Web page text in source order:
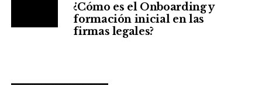
¿Cómo es el Onboarding y
formación inicial en las
firmas legales?